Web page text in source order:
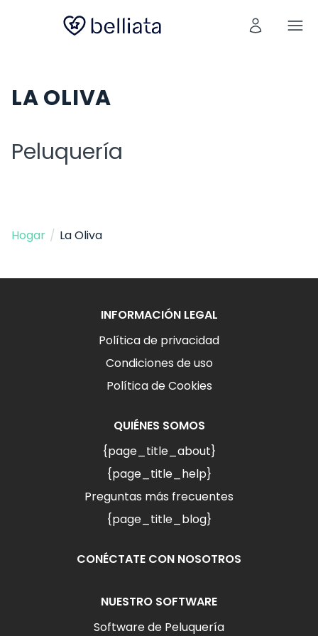
LA OLIVA
Peluquería
Hogar / La Oliva
INFORMACIÓN LEGAL
Política de privacidad
Condiciones de uso
Política de Cookies
QUIÉNES SOMOS
{page_title_about}
{page_title_help}
Preguntas más frecuentes
{page_title_blog}
CONÉCTATE CON NOSOTROS
NUESTRO SOFTWARE
Software de Peluquería